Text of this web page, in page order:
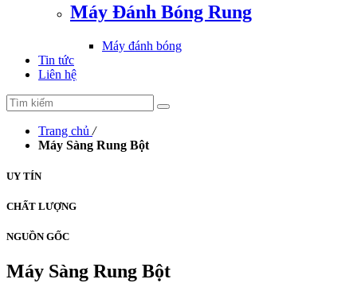
Máy Đánh Bóng Rung
Máy đánh bóng
Tin tức
Liên hệ
Trang chủ /
Máy Sàng Rung Bột
UY TÍN
CHẤT LƯỢNG
NGUỒN GỐC
Máy Sàng Rung Bột